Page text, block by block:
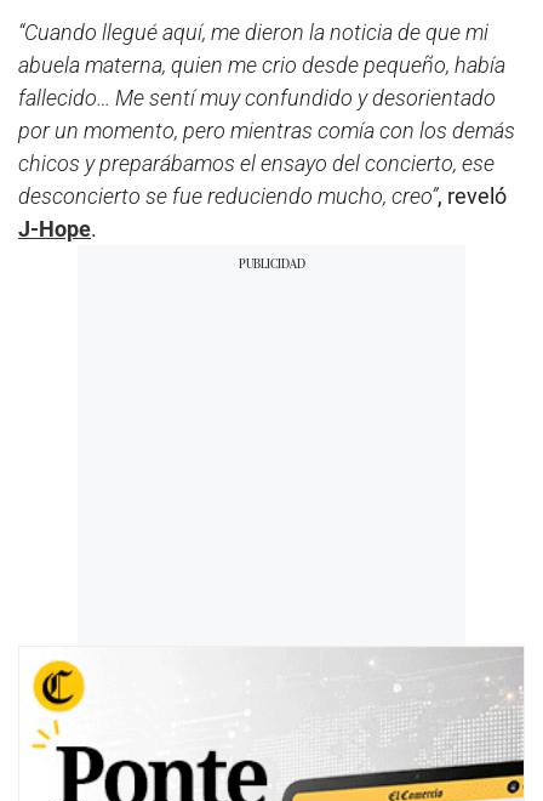
“Cuando llegué aquí, me dieron la noticia de que mi
abuela materna, quien me crio desde pequeño, había
fallecido… Me sentí muy confundido y desorientado
por un momento, pero mientras comía con los demás
chicos y preparábamos el ensayo del concierto, ese
desconcierto se fue reduciendo mucho, creo”, reveló
J-Hope.